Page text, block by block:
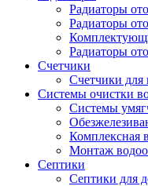
Радиаторы
Радиаторы
Радиаторы
Cчетчики
Счетчики для
Системы очистки
Системы
Комплексная
Монтаж
Септики
Септики для